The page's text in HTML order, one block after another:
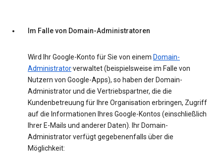
Im Falle von Domain-Administratoren
Wird Ihr Google-Konto für Sie von einem Domain-
Administrator·verwaltet (beispielsweise im Falle von
Nutzern von Google-Apps), so haben der Domain-
Administrator und die Vertriebspartner, die die
Kundenbetreuung für Ihre Organisation erbringen, Zugriff
auf die Informationen Ihres Google-Kontos (einschließlich
Ihrer E-Mails und anderer Daten). Ihr Domain-
Administrator verfügt gegebenenfalls über die
Möglichkeit: